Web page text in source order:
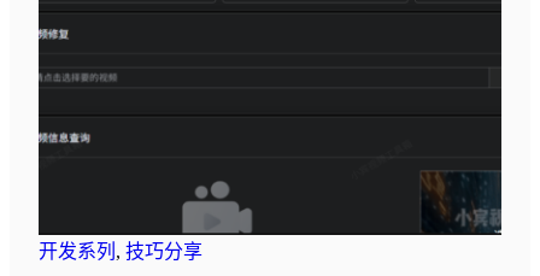
开发系列 , 技巧分享